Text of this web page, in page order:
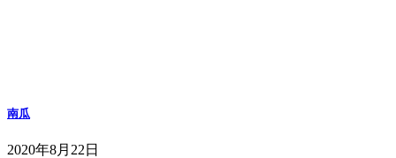
南瓜
2020年8月22日